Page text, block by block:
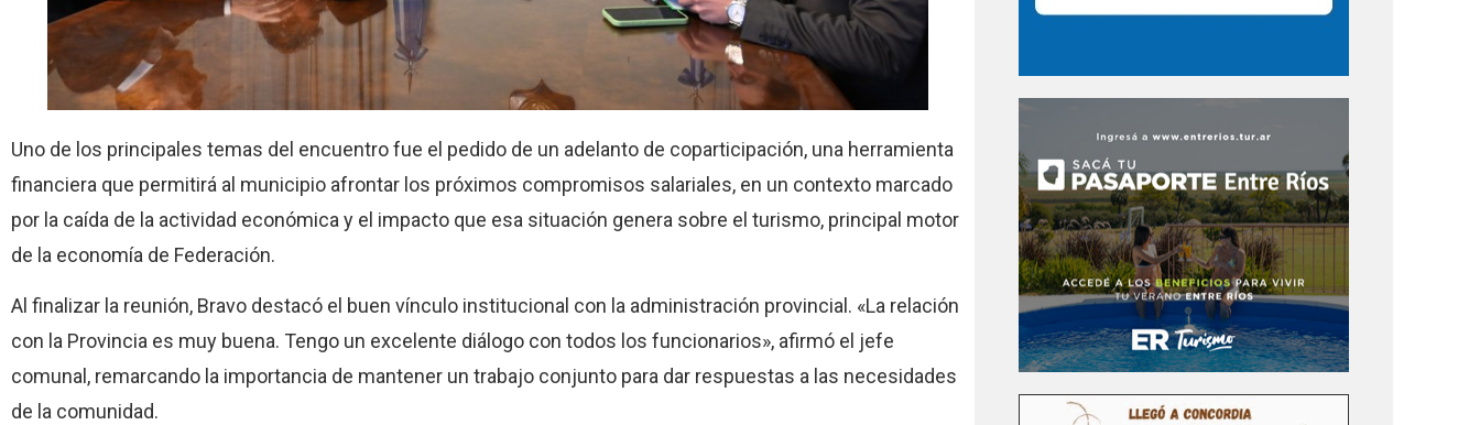
Uno de los principales temas del encuentro fue el pedido de un adelanto de coparticipación, una herramienta
financiera que permitirá al municipio afrontar los próximos compromisos salariales, en un contexto marcado
por la caída de la actividad económica y el impacto que esa situación genera sobre el turismo, principal motor
de la economía de Federación.
Al finalizar la reunión, Bravo destacó el buen vínculo institucional con la administración provincial. «La relación
con la Provincia es muy buena. Tengo un excelente diálogo con todos los funcionarios», afirmó el jefe
comunal, remarcando la importancia de mantener un trabajo conjunto para dar respuestas a las necesidades
de la comunidad.